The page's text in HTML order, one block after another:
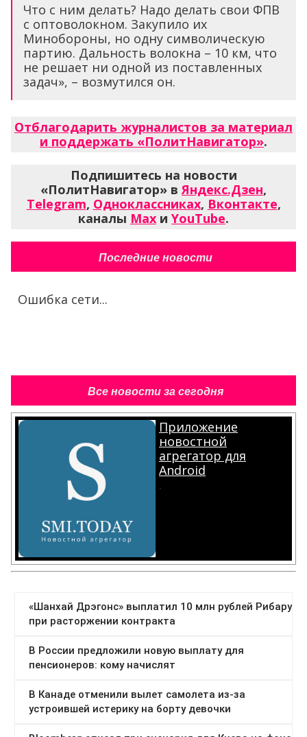
Что с ним делать? Надо делать свои ФПВ
с оптоволокном. Закупило их
Минобороны, но одну символическую
партию. Дальность волокна – 10 км, что
не решает ни одной из поставленных
задач», – возмутился он.
Отблагодарить журналистов за материал
и поддержать «ПолитНавигатор».
Подпишитесь на новости
«ПолитНавигатор» в Яндекс.Дзен,
Telegram, Одноклассниках, Вконтакте,
каналы Max и YouTube.
Последние новости
Ошибка сети...
Все новости за сегодня
Приложение
новостной
агрегатор для
Android
.